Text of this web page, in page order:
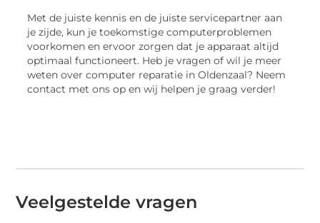
Met de juiste kennis en de juiste servicepartner aan
je zijde, kun je toekomstige computerproblemen
voorkomen en ervoor zorgen dat je apparaat altijd
optimaal functioneert. Heb je vragen of wil je meer
weten over computer reparatie in Oldenzaal? Neem
contact met ons op en wij helpen je graag verder!
Veelgestelde vragen